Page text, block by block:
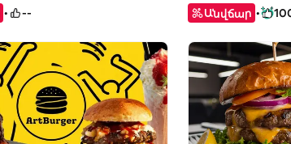
-- Անվճար